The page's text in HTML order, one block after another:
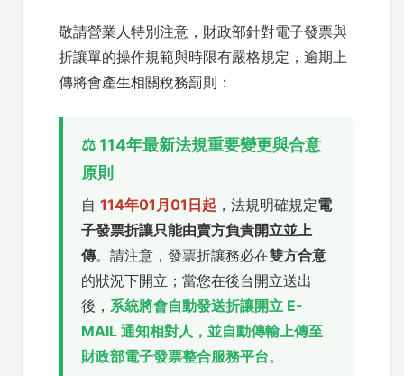
敬請營業人特別注意，財政部針對電子發票與
折讓單的操作規範與時限有嚴格規定，逾期上
傳將會產生相關稅務罰則：
⚖️ 114年最新法規重要變更與合意
原則
自 114年01月01日起 ，法規明確規定電
子發票折讓只能由賣方負責開立並上
傳。請注意，發票折讓務必在雙方合意
的狀況下開立；當您在後台開立送出
後， 系統將會自動發送折讓開立 E-
MAIL 通知相對人，並自動傳輸上傳至
財政部電子發票整合服務平台。